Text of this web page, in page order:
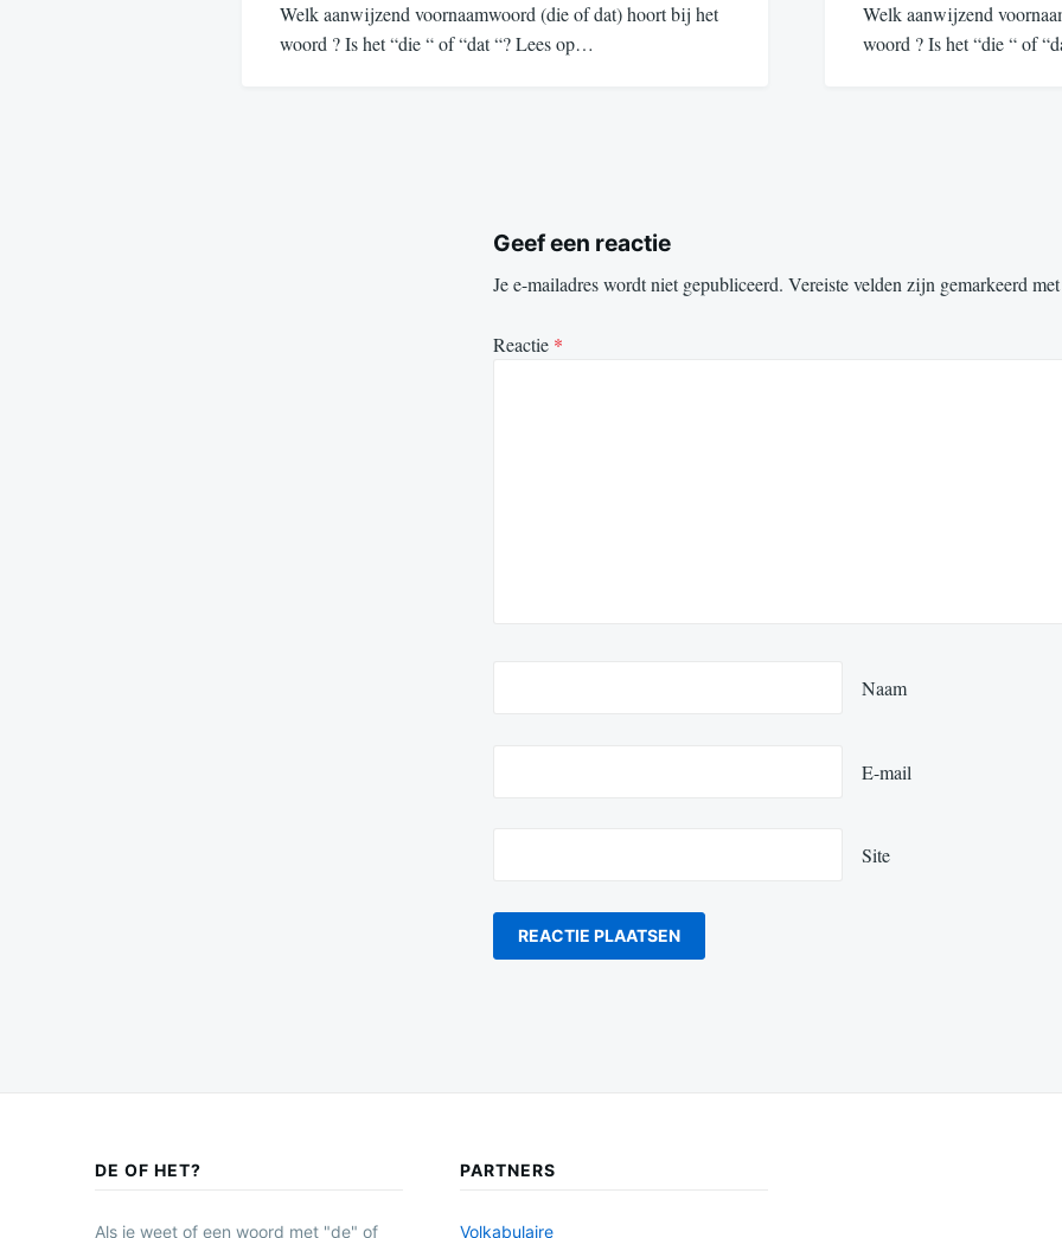
Welk aanwijzend voornaamwoord (die of dat) hoort bij het
woord ? Is het “die “ of “dat “? Lees op…
Welk aanwijzend
woord ? Is het “die “ of
Geef een reactie
Je e-mailadres wordt niet gepubliceerd. Vereiste velden zijn gemarkeerd
Reactie *
Naam
E-mail
Site
DE OF HET?
Als je weet of een woord met "de" of
PARTNERS
Volkabulaire